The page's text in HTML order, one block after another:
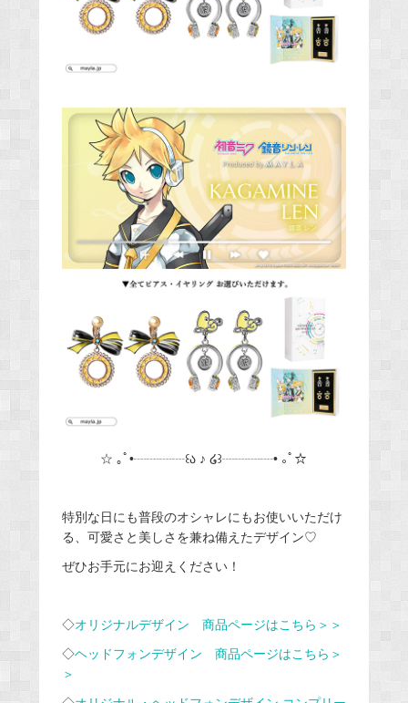
☆ ｡ﾟ•┈┈┈┈꒰ა ♪ ໒꒱┈┈┈┈• ｡ﾟ☆
特別な日にも普段のオシャレにもお使いいただけ
る、可愛さと美しさを兼ね備えたデザイン♡
ぜひお手元にお迎えください！
◇オリジナルデザイン 商品ページはこちら＞＞
◇ヘッドフォンデザイン 商品ページはこちら＞
＞